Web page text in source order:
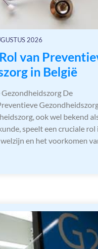
2026
van
in België
De
ook wel bekend
speelt een cruciale rol
en het voorkomen